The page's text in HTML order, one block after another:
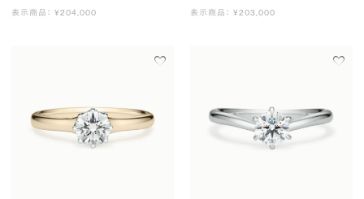
表示商品： ¥204,000 表示商品： ¥203,000